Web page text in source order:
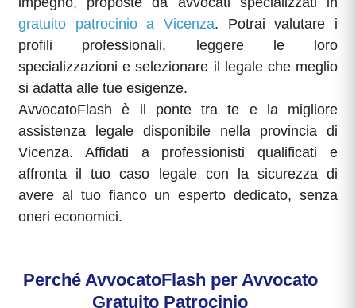
gratuito patrocinio a Vicenza. Potrai valutare i
profili professionali, leggere le loro
specializzazioni e selezionare il legale che meglio
si adatta alle tue esigenze.
AvvocatoFlash è il ponte tra te e la migliore
assistenza legale disponibile nella provincia di
Vicenza. Affidati a professionisti qualificati e
affronta il tuo caso legale con la sicurezza di
avere al tuo fianco un esperto dedicato, senza
oneri economici.
Perché AvvocatoFlash per Avvocato
Gratuito Patrocinio